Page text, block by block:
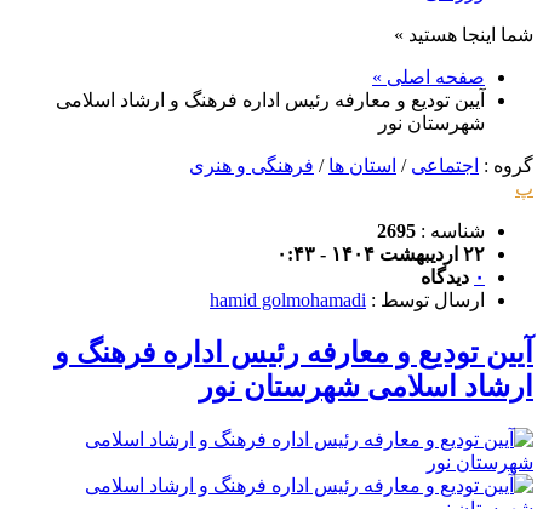
شما اینجا هستید »
صفحه اصلی »
آیین تودیع و معارفه رئیس اداره فرهنگ و ارشاد اسلامی
شهرستان نور
گروه : اجتماعی / استان ها / فرهنگی و هنری
پ
شناسه : 2695
۲۲ اردیبهشت ۱۴۰۴ - ۰:۴۳
۰ دیدگاه
ارسال توسط : hamid golmohamadi
آیین تودیع و معارفه رئیس اداره فرهنگ و
ارشاد اسلامی شهرستان نور